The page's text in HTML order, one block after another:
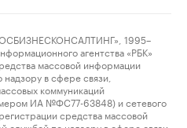
1995–
агентства «РБК»
массовой информации
в сфере связи,
коммуникаций
ИА №ФС77-63848) и сетевого
средства массовой